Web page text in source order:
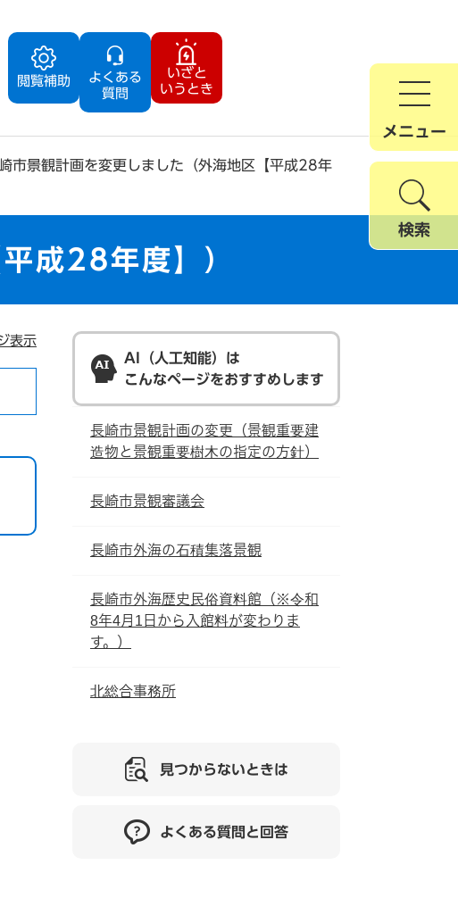
閲覧補助
よくある
質問
いざと
いうとき
メニュー
検索
市景観計画を変更しました（外海地区【平成28年
成28年度】）
表示
AI（人工知能）は
こんなページをおすすめします
長崎市景観計画の変更（景観重要建
造物と景観重要樹木の指定の方針）
長崎市景観審議会
長崎市外海の石積集落景観
長崎市外海歴史民俗資料館（※令和
8年4月1日から入館料が変わりま
す。）
北総合事務所
見つからないときは
よくある質問と回答